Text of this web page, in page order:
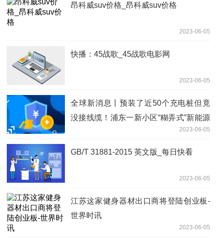
昂科威suv价格_昂科威suv价格
2023-06-05
快播：45战歌_45战歌电影网
2023-06-05
全球新消息丨预装了近50个充电桩但竟
没接线缆！浦东一新小区“糊弄式”新能源
2023-06-05
GB/T 31881-2015 英文版_每日快看
2023-06-05
江苏这家健身器材出口商将登陆创业板-
世界时讯
2023-06-05